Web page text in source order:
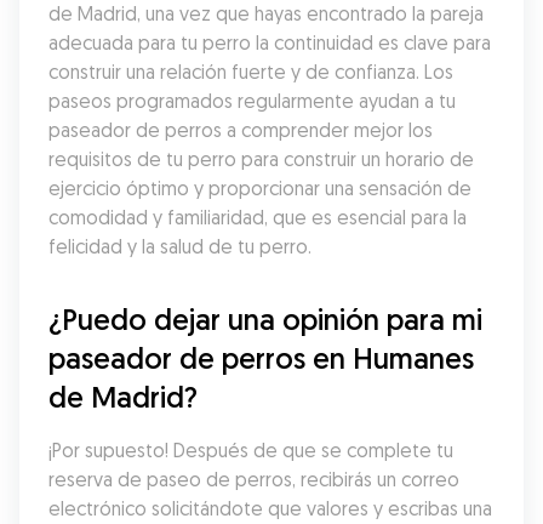
de Madrid, una vez que hayas encontrado la pareja
adecuada para tu perro la continuidad es clave para
construir una relación fuerte y de confianza. Los
paseos programados regularmente ayudan a tu
paseador de perros a comprender mejor los
requisitos de tu perro para construir un horario de
ejercicio óptimo y proporcionar una sensación de
comodidad y familiaridad, que es esencial para la
felicidad y la salud de tu perro.
¿Puedo dejar una opinión para mi
paseador de perros en Humanes
de Madrid?
¡Por supuesto! Después de que se complete tu
reserva de paseo de perros, recibirás un correo
electrónico solicitándote que valores y escribas una